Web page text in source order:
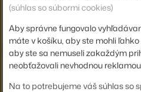
Z rovnakej kolekcie
(súhlas so súbormi cookies)
Aby správne fungovalo
máte v košíku, aby ste mohli
aby ste sa nemuseli zakaždým
neobťažovali nevhodnou
Na to potrebujeme váš súhlas so